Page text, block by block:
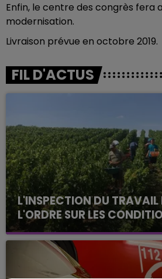
Enfin, le centre des congrès fera
modernisation.
Livraison prévue en octobre 2019.
FIL D'ACTUS
L'INSPECTION DU TRAVAIL
L'ORDRE SUR LES
Alors que les dates de début
s'est avéré être plus précoce
l'inspection du Travail en
les conditions de...